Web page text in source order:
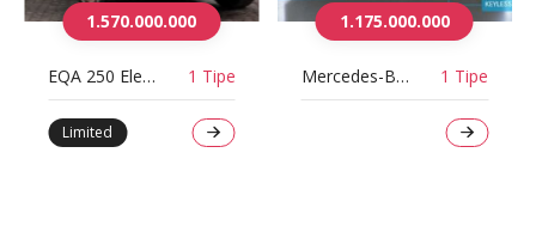
1.570.000.000
EQA 250 Electric Art Line 1 Tipe
Limited
1.175.000.000
Mercedes-Benz GLB 200 Progressive Line 1 Tipe